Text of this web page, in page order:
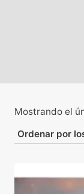
Mostrando el